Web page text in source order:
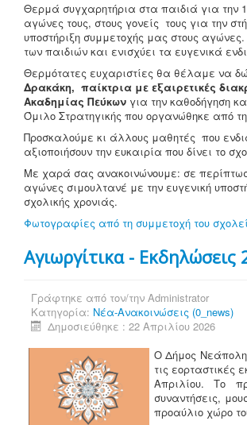
Θερμά συγχαρητήρια στα παιδιά για την
αγώνες τους, στους γονείς τους για την
υποστήριξη συμμετοχής μας στους
των παιδιών και ενισχύει τα ευγενικά
Θερμότατες ευχαριστίες θα θέλαμε να
Δρακάκη, παίκτρια με εξαιρετικές
Ακαδημίας Πεύκων για την καθοδήγηση
Όμιλο Στρατηγικής που οργανώθηκε από
Προσκαλούμε κι άλλους μαθητές που
αξιοποιήσουν την ευκαιρία που δίνει το
Με χαρά σας ανακοινώνουμε: σε
αγώνες σιμουλτανέ με την ευγενική
σχολικής χρονιάς.
Φωτογραφίες από τη συμμετοχή του
Αγιωργίτικα - Εκδηλώσεις
Γράφτηκε από τον/την Administrator
Κατηγορία: Νέα-Ανακοινώσεις (0_news)
Δημοσιεύθηκε : 22 Απριλίου 2026
Ο Δήμος
τις εορταστικές
Απριλίου.Το
συναντήσεις,
προαύλιο χώρο